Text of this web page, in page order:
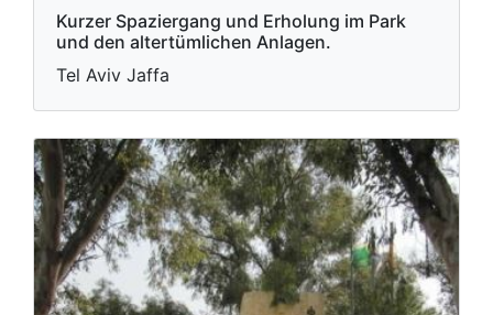
Kurzer Spaziergang und Erholung im Park
und den altertümlichen Anlagen.
Tel Aviv Jaffa